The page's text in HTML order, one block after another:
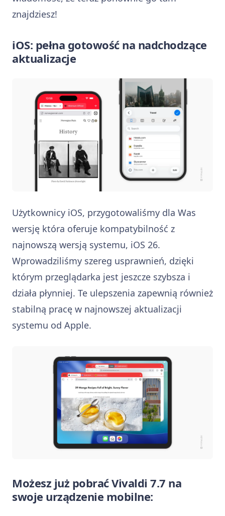
znajdziesz!
iOS: pełna gotowość na nadchodzące
aktualizacje
Użytkownicy iOS, przygotowaliśmy dla Was
wersję która oferuje kompatybilność z
najnowszą wersją systemu, iOS 26.
Wprowadziliśmy szereg usprawnień, dzięki
którym przeglądarka jest jeszcze szybsza i
działa płynniej. Te ulepszenia zapewnią również
stabilną pracę w najnowszej aktualizacji
systemu od Apple.
Możesz już pobrać Vivaldi 7.7 na
swoje urządzenie mobilne: